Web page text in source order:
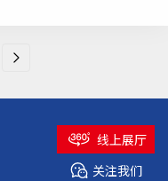
线上展厅
关注我们